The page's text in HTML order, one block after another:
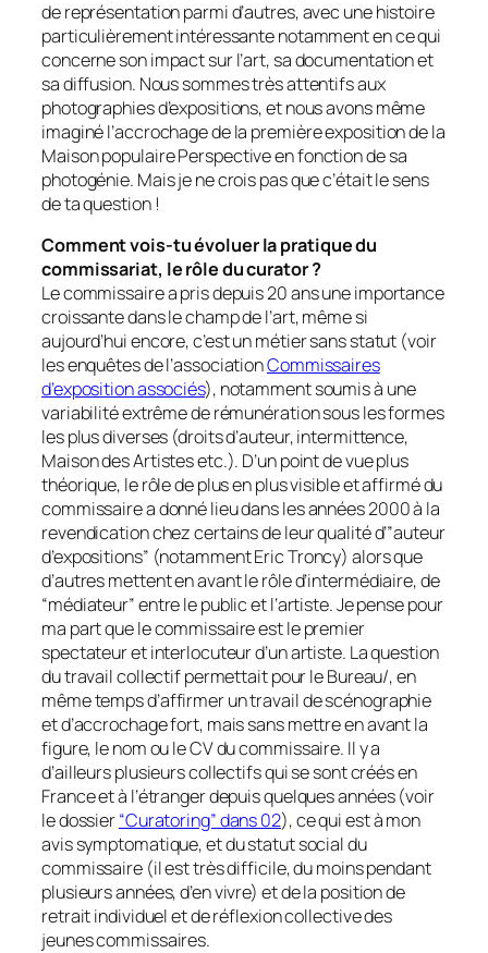
de représentation parmi d’autres, avec une histoire
particulièrement intéressante notamment en ce qui
concerne son impact sur l’art, sa documentation et
sa diffusion. Nous sommes très attentifs aux
photographies d’expositions, et nous avons même
imaginé l’accrochage de la première exposition de la
Maison populairePerspectiveen fonction de sa
photogénie. Mais je ne crois pas que c’était le sens
de ta question !
Comment vois-tu évoluer la pratique du
commissariat, le rôle du curator ?
Le commissaire a pris depuis 20 ans une importance
croissante dans le champ de l’art, même si
aujourd’hui encore, c’est un métier sans statut (voir
les enquêtes de l’associationCommissaires
d’exposition associés), notamment soumis à une
variabilité extrême de rémunération sous les formes
les plus diverses (droits d’auteur, intermittence,
Maison des Artistes etc.). D’un point de vue plus
théorique, le rôle de plus en plus visible et affirmé du
commissaire a donné lieu dans les années 2000 à la
revendication chez certains de leur qualité d’”auteur
d’expositions” (notamment Eric Troncy) alors que
d’autres mettent en avant le rôle d’intermédiaire, de
“médiateur” entre le public et l’artiste. Je pense pour
ma part que le commissaire est le premier
spectateur et interlocuteur d’un artiste. La question
du travail collectif permettait pour le Bureau/, en
même temps d’affirmer un travail de scénographie
et d’accrochage fort, mais sans mettre en avant la
figure, le nom ou le CV du commissaire. Il y a
d’ailleurs plusieurs collectifs qui se sont créés en
France et à l’étranger depuis quelques années (voir
le dossier“Curatoring” dans 02), ce qui est à mon
avis symptomatique, et du statut social du
commissaire (il est très difficile, du moins pendant
plusieurs années, d’en vivre) et de la position de
retrait individuel et de réflexion collective des
jeunes commissaires.